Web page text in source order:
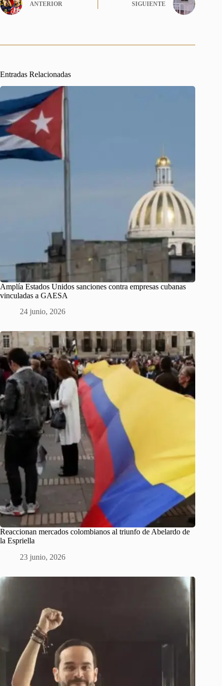
ANTERIOR SIGUIENTE
Entradas Relacionadas
Amplía Estados Unidos sanciones contra empresas cubanas
vinculadas a GAESA
24 junio, 2026
Reaccionan mercados colombianos al triunfo de Abelardo de
la Espriella
23 junio, 2026